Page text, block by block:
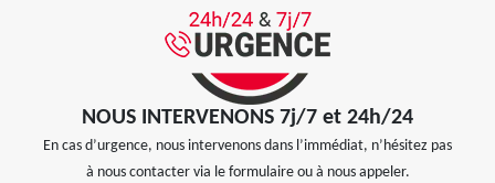
NOUS INTERVENONS 7j/7 et 24h/24
En cas d’urgence, nous intervenons dans l’immédiat, n’hésitez pas
à nous contacter via le formulaire ou à nous appeler.